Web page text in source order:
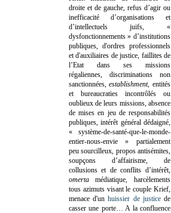
droite et de gauche, refus d’agir ou
inefficacité d’organisations et
d’intellectuels juifs, «
dysfonctionnements » d’institutions
publiques, d'ordres professionnels
et d'auxiliaires de justice, faillites de
l’Etat dans ses missions
régaliennes, discriminations non
sanctionnées,establishment, entités
et bureaucraties incontrôlés ou
oublieux de leurs missions, absence
de mises en jeu de responsabilités
publiques, intérêt général dédaigné,
« système-de-santé-que-le-monde-
entier-nous-envie » partialement
peu sourcilleux, propos antisémites,
soupçons d’affairisme, de
collusions et de conflits d’intérêt,
omertamédiatique, harcèlements
tous azimuts visant le couple Krief,
menace d'unhuissier de justicede
casser une porte… A la confluence